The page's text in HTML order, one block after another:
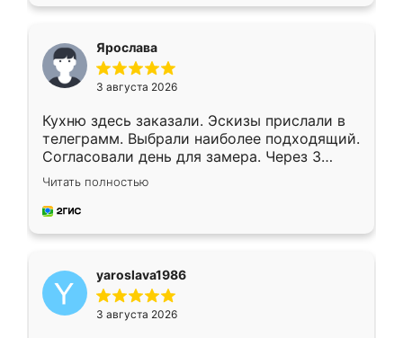
Ярослава
3 августа 2026
Кухню здесь заказали. Эскизы прислали в
телеграмм. Выбрали наиболее подходящий.
Согласовали день для замера. Через 3
недели кухня была уже готова. Остались
довольны работой. Спасибо Ренессанс
мебель за качественную работу!
Читать полностью
yaroslava1986
3 августа 2026